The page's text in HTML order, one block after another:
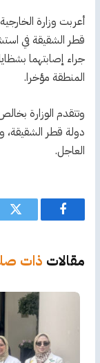
أعربت وزارة
قطر الشقيقة في
جراء إصابتهما
المنطقة مؤخرا.
وتتقدم الوزارة
دولة قطر الشقيقة،
العاجل.
فيسبوك
مقالات ذات